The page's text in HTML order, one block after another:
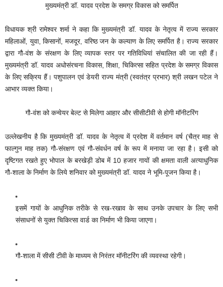
मुख्यमंत्री डॉ. यादव प्रदेश के समग्र विकास को समर्पित
विधायक श्री रामेश्वर शर्मा ने कहा कि मुख्यमंत्री डॉ. यादव के नेतृत्व में राज्य सरकार
महिलाओं, युवा, किसानों, मजदूर, वरिष्ठ जन के कल्याण के लिए समर्पित है। राज्य सरकार
द्वारा गौ-वंश के संरक्षण के लिए व्यापक स्तर पर गतिविधियां संचालित की जा रही हैं।
मुख्यमंत्री डॉ. यादव अधोसंरचना विकास, शिक्षा, चिकित्सा सहित प्रदेश के समग्र विकास
के लिए सक्रिय हैं। पशुपालन एवं डेयरी राज्य मंत्री (स्वतंत्र प्रभार) श्री लखन पटेल ने
आभार व्यक्त किया।
गौ-वंश को कन्वेयर बेल्ट से मिलेगा आहार और सीसीटीवी से होगी मॉनीटरिंग
उल्लेखनीय है कि मुख्यमंत्री डॉ. यादव के नेतृत्व में प्रदेश में वर्तमान वर्ष (चैत्र माह से
फाल्गुन माह तक) गौ-संरक्षण एवं गौ-संवर्धन वर्ष के रूप में मनाया जा रहा है। इसी को
दृष्टिगत रखते हुए भोपाल के बरखेड़ी डोब में 10 हजार गायों की क्षमता वाली अत्याधुनिक
गौ-शाला के निर्माण के लिये शनिवार को मुख्यमंत्री डॉ. यादव ने भूमि-पूजन किया है।
इसमें गायों के आधुनिक तरीके से रख-रखाव के साथ उनके उपचार के लिए सभी
संसाधनों से युक्त चिकित्सा वार्ड का निर्माण भी किया जाएगा।
गौ-शाला में सीसी टीवी के माध्यम से निरंतर मॉनीटरिंग की व्यवस्था रहेगी।